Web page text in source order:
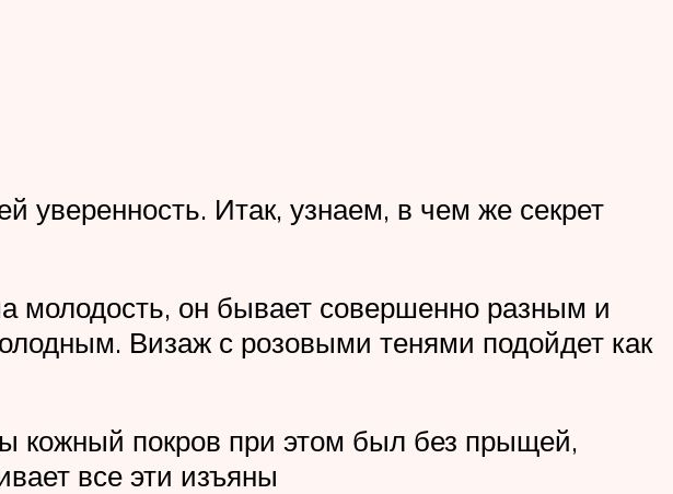
уверенность. Итак, узнаем, в чем же секрет
молодость, он бывает совершенно разным и
Визаж с розовыми тенями подойдет как
кожный покров при этом был без прыщей,
все эти изъяны